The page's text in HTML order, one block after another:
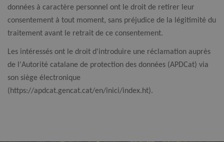
données à caractère personnel ont le droit de retirer leur
consentement à tout moment, sans préjudice de la légitimité du
traitement avant le retrait de ce consentement.
Les intéressés ont le droit d'introduire une réclamation auprès
de l'Autorité catalane de protection des données (APDCat) via
son siège électronique
(https://apdcat.gencat.cat/en/inici/index.ht).